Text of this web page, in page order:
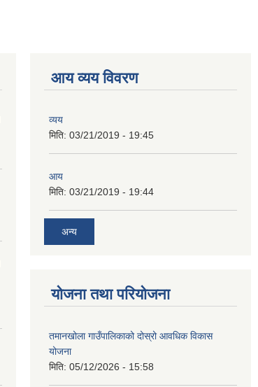
आय व्यय विवरण
व्यय
मिति: 03/21/2019 - 19:45
आय
मिति: 03/21/2019 - 19:44
अन्य
योजना तथा परियोजना
तमानखोला गाउँपालिकाको दोस्रो आवधिक विकास
योजना
मिति: 05/12/2026 - 15:58